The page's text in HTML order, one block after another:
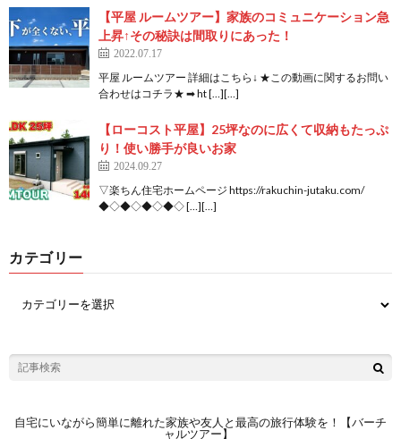
【平屋 ルームツアー】家族のコミュニケーション急
上昇↑その秘訣は間取りにあった！
2022.07.17
平屋 ルームツアー 詳細はこちら↓ ★この動画に関するお問い
合わせはコチラ★ ➡ ht […][…]
【ローコスト平屋】25坪なのに広くて収納もたっぷ
り！使い勝手が良いお家
2024.09.27
▽楽ちん住宅ホームページ https://rakuchin-jutaku.com/
◆◇◆◇◆◇◆◇ […][…]
カテゴリー
自宅にいながら簡単に離れた家族や友人と最高の旅行体験を！【バーチ
ャルツアー】